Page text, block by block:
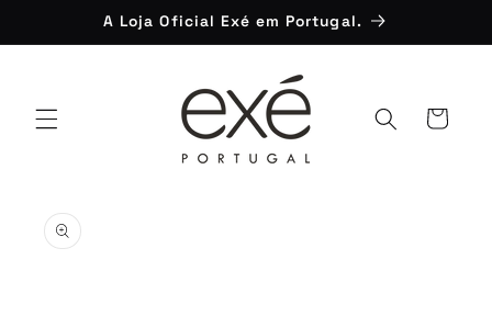
conteúdo
A Loja Oficial Exé em Portugal.
Carrinho
informação
do produto